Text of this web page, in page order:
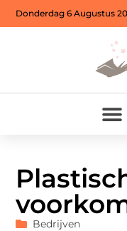
Donderdag 6 Augustus
Bedrijven